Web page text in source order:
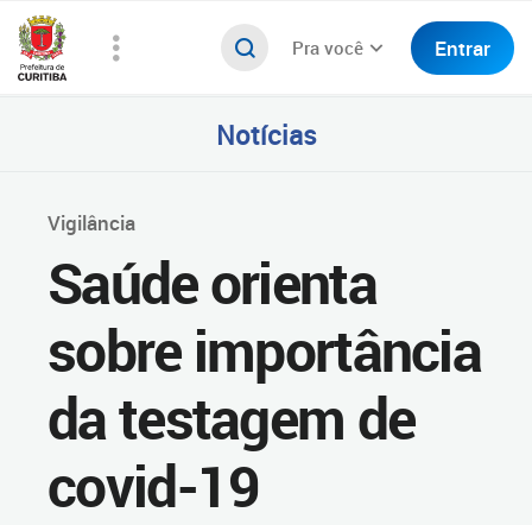
Pra você Entrar
Notícias
Vigilância
Saúde orienta
sobre importância
da testagem de
covid-19